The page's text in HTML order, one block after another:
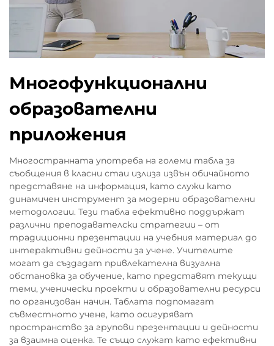
Многофункционални
образователни
приложения
Многостранната употреба на големи табла за
съобщения в класни стаи излиза извън обичайното
представяне на информация, като служи като
динамичен инструмент за модерни образователни
методологии. Тези табла ефективно поддържат
различни преподавателски стратегии – от
традиционни презентации на учебния материал до
интерактивни дейности за учене. Учителите
могат да създадат привлекателна визуална
обстановка за обучение, като представят текущи
теми, ученически проекти и образователни ресурси
по организован начин. Таблата подпомагат
съвместното учене, като осигуряват
пространство за групови презентации и дейности
за взаимна оценка. Те също служат като ефективни